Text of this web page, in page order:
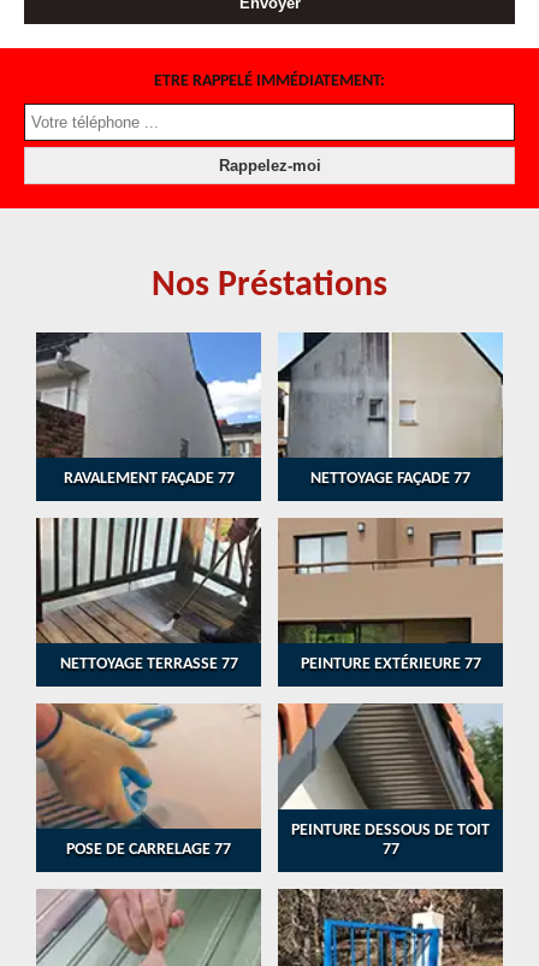
ETRE RAPPELÉ IMMÉDIATEMENT:
Nos Préstations
RAVALEMENT FAÇADE 77 NETTOYAGE FAÇADE 77
NETTOYAGE TERRASSE 77 PEINTURE EXTÉRIEURE 77
POSE DE CARRELAGE 77
PEINTURE DESSOUS DE TOIT
77